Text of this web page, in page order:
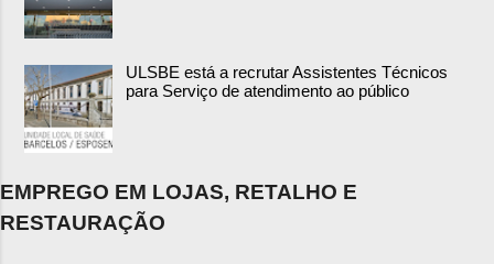
ULSBE está a recrutar Assistentes Técnicos
para Serviço de atendimento ao público
EMPREGO EM LOJAS, RETALHO E
RESTAURAÇÃO